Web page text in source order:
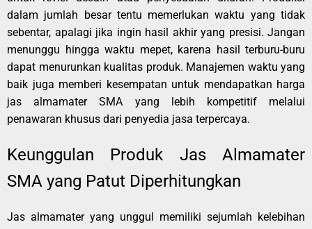
dalam jumlah besar tentu memerlukan waktu yang tidak
sebentar, apalagi jika ingin hasil akhir yang presisi. Jangan
menunggu hingga waktu mepet, karena hasil terburu-buru
dapat menurunkan kualitas produk. Manajemen waktu yang
baik juga memberi kesempatan untuk mendapatkan harga
jas almamater SMA yang lebih kompetitif melalui
penawaran khusus dari penyedia jasa terpercaya.
Keunggulan Produk Jas Almamater
SMA yang Patut Diperhitungkan
Jas almamater yang unggul memiliki sejumlah kelebihan